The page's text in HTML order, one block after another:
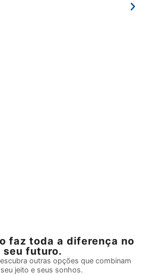
faz toda a diferença no
seu futuro.
outras opções que combinam
jeito e seus sonhos.